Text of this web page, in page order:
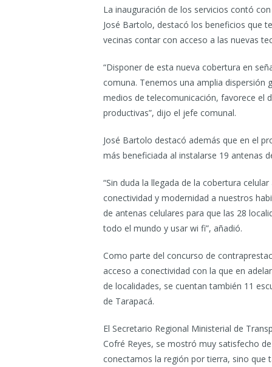
La inauguración de los servicios contó
José Bartolo, destacó los beneficios que
vecinas contar con acceso a las nuevas
“Disponer de esta nueva cobertura en
comuna. Tenemos una amplia dispersión
medios de telecomunicación, favorece el
productivas”, dijo el jefe comunal.
José Bartolo destacó además que en el
más beneficiada al instalarse 19 antenas
“Sin duda la llegada de la cobertura
conectividad y modernidad a nuestros
de antenas celulares para que las 28
todo el mundo y usar wi fi”, añadió.
Como parte del concurso de
acceso a conectividad con la que en
de localidades, se cuentan también 11
de Tarapacá.
El Secretario Regional Ministerial de
Cofré Reyes, se mostró muy satisfecho
conectamos la región por tierra, sino que